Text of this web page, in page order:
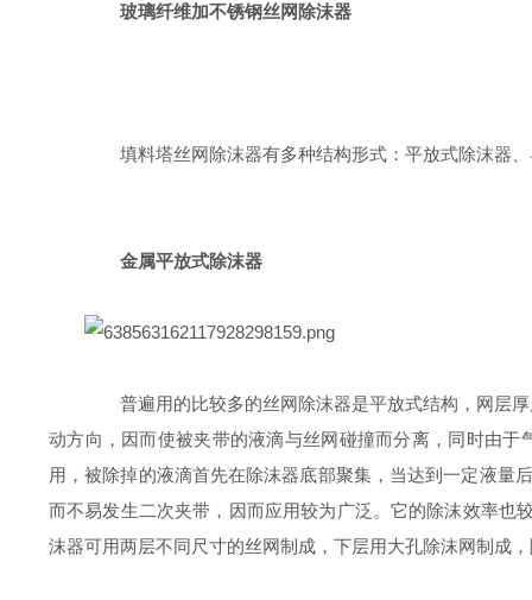
玻璃纤维加不锈钢丝网除沫器
填料塔丝网除沫器有多种结构形式：平放式除沫器、
金属平放式除沫器
普遍用的比较多的丝网除沫器是平放式结构，网层厚
动方向，因而使被夹带的液滴与丝网碰撞而分离，同时由
用，被除掉的液滴首先在除沫器底部聚集，当达到一定液量
而不易发生二次夹带，因而应用较为广泛。它的除沫效率也
沫器可用两层不同尺寸的丝网制成，下层用大孔除沫网制成